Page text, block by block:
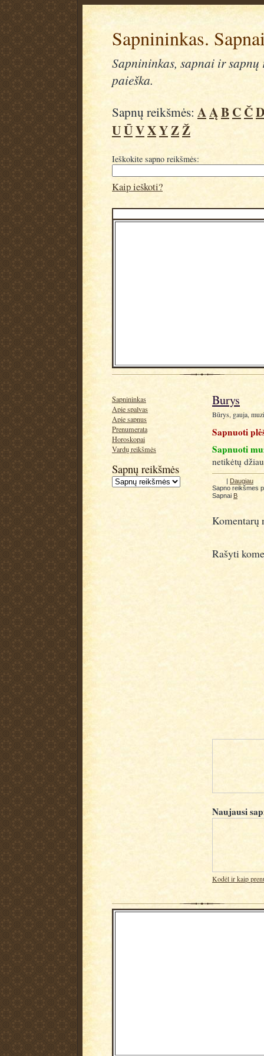
Sapnininkas.
Sapnininkas, sapnai ir
paieška.
Sapnų reikšmės: AĄBCČD
UŪVXYZŽ
Ieškokite sapno reikšmės:
Kaip ieškoti?
Sapnininkas
Apie spalvas
Apie sapnus
Prenumerata
Horoskopai
Vardų reikšmės
Sapnų reikšmės
Burys
Būrys, gauja,
Sapnuoti
Sapnuoti
netikėtų
| Daugiau
Sapno reikšmes
Sapnai B
Komentarų
Rašyti
Naujausi
Kodėl ir kaip